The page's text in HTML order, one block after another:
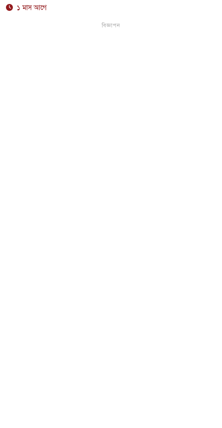
১ মাস আগে
বিজ্ঞাপন